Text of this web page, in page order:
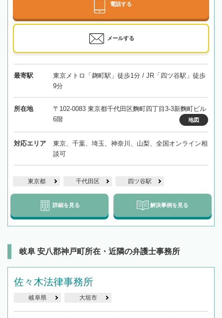
電話する
メールする
最寄駅
東京メトロ「麹町駅」徒歩1分 / JR「四ツ谷駅」徒歩
9分
所在地
〒102-0083 東京都千代田区麴町四丁目3-3新麴町ビル
6階
地図
対応エリア
東京、千葉、埼玉、神奈川、山梨、全国オンライン相
談可
東京都 千代田区 四ツ谷駅
詳細を見る 解決事例を見る
岐阜 安八郡神戸町所在・近隣の弁護士事務所
佐々木法律事務所
岐阜県 大垣市